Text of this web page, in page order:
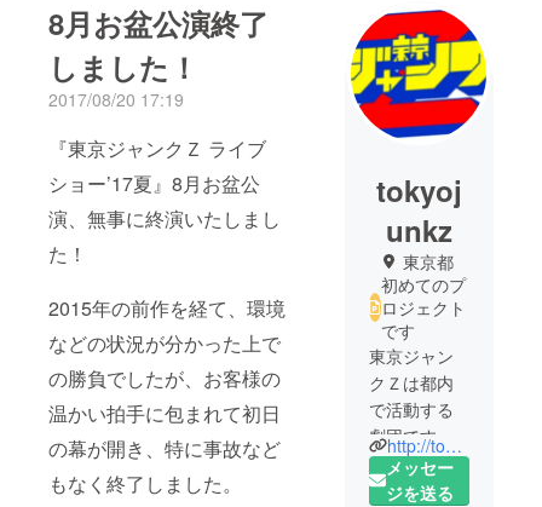
8月お盆公演終了
しました！
2017/08/20 17:19
『東京ジャンクＺ ライブ
ショー’17夏』8月お盆公
演、無事に終演いたしまし
た！
2015年の前作を経て、環境
などの状況が分かった上で
の勝負でしたが、お客様の
温かい拍手に包まれて初日
の幕が開き、特に事故など
もなく終了しました。
tokyoj
unkz
東京都
初めてのプ
ロジェクト
です
東京ジャン
クＺは都内
で活動する
劇団です。
「観劇した
ら、明日自
http://tokyojunkz.com
メッセー
ジを送る